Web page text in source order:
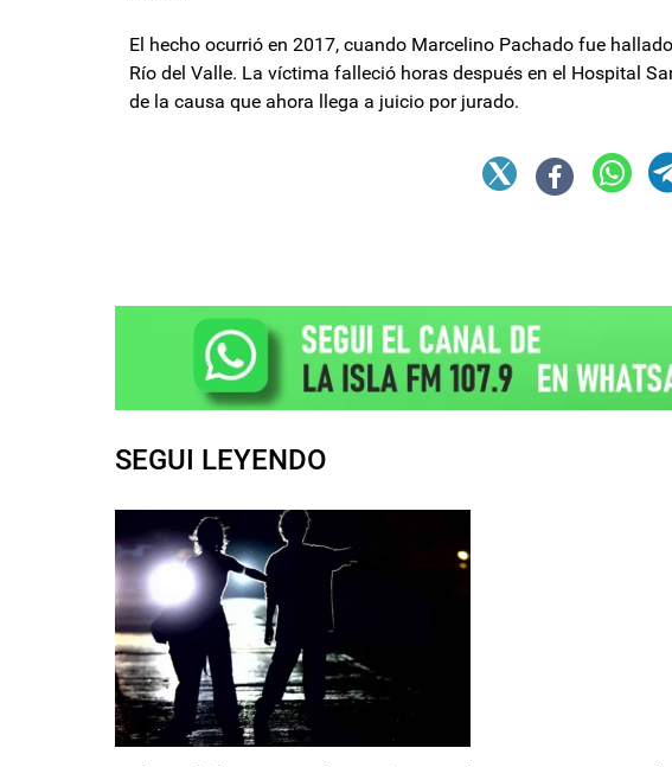
El hecho ocurrió en 2017, cuando Marcelino Pachado fue
Río del Valle. La víctima falleció horas después en el Hospital
de la causa que ahora llega a juicio por jurado.
SEGUI LEYENDO